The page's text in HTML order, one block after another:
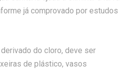
já comprovado por estudos
do cloro, deve ser
de plástico, vasos